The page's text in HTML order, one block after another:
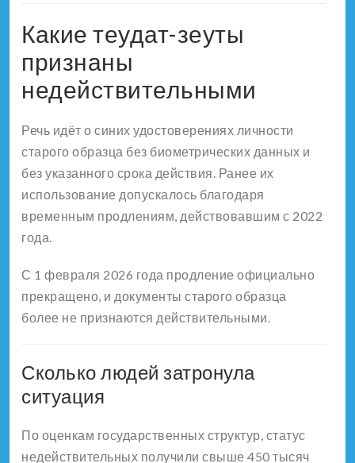
Какие теудат-зеуты
признаны
недействительными
Речь идёт о синих удостоверениях личности
старого образца без биометрических данных и
без указанного срока действия. Ранее их
использование допускалось благодаря
временным продлениям, действовавшим с 2022
года.
С 1 февраля 2026 года продление официально
прекращено, и документы старого образца
более не признаются действительными.
Сколько людей затронула
ситуация
По оценкам государственных структур, статус
недействительных получили свыше 450 тысяч